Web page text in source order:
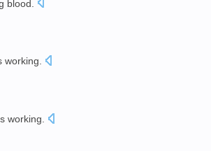
blood
working.
working